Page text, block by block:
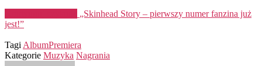
„Skinhead Story – pierwszy numer fanzina już
jest!”
Tagi AlbumPremiera
Kategorie Muzyka Nagrania